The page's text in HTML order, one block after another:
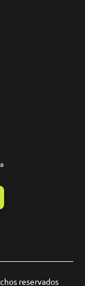
reservados